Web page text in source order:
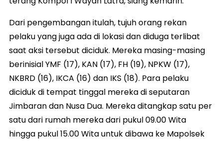
Dari pengembangan itulah, tujuh orang rekan
pelaku yang juga ada di lokasi dan diduga terlibat
saat aksi tersebut diciduk. Mereka masing-masing
berinisial YMF (17), KAN (17), FH (19), NPKW (17),
NKBRD (16), IKCA (16) dan IKS (18). Para pelaku
diciduk di tempat tinggal mereka di seputaran
Jimbaran dan Nusa Dua. Mereka ditangkap satu per
satu dari rumah mereka dari pukul 09.00 Wita
hingga pukul 15.00 Wita untuk dibawa ke Mapolsek